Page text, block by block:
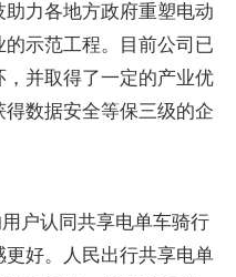
力各地方政府重塑电动
示范工程。目前公司已
并取得了一定的产业优
数据安全等保三级的企
户认同共享电单车骑行
好。人民出行共享电单